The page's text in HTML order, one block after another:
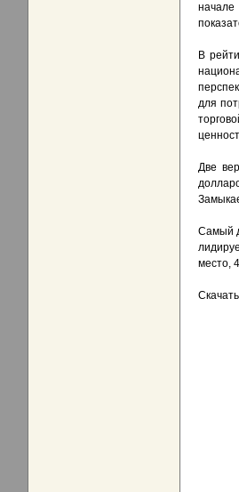
начале
В
для
Две
Самый
место,